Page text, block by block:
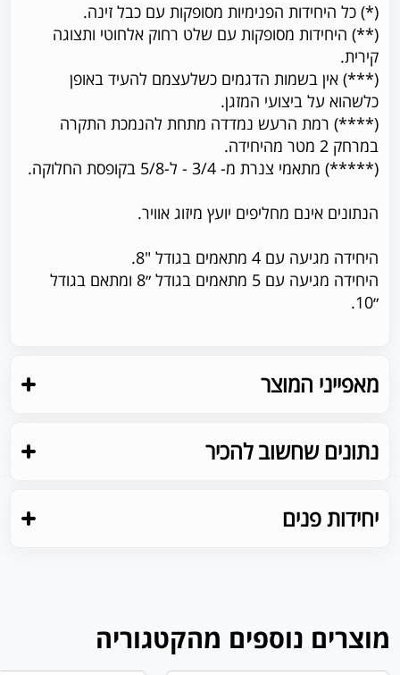
(*) כל היחידות הפנימיות מסופקות עם כבל זינה.
(**) היחידות מסופקות עם שלט רחוק אלחוטי ותצוגה
קירית.
(***) אין בשמות הדגמים כשלעצמם להעיד באופן
כלשהוא על ביצועי המזגן.
(****) רמת הרעש נמדדה מתחת להנמכת התקרה
במרחק 2 מטר מהיחידה.
(*****) מתאמי צנרת מ- 3/4 - ל-5/8 בקופסת החלוקה.
הנתונים אינם מחליפים יועץ מיזוג אוויר.
היחידה מגיעה עם 4 מתאמים בגודל "8.
היחידה מגיעה עם 5 מתאמים בגודל ״8 ומתאם בגודל
״10.
מאפייני המוצר
נתונים שחשוב להכיר
יחידות פנים
מוצרים נוספים מהקטגוריה